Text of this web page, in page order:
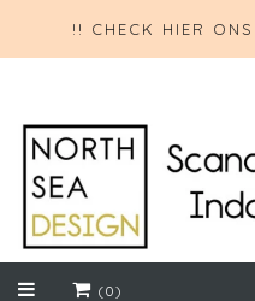
!! CHECK HIER
(0)